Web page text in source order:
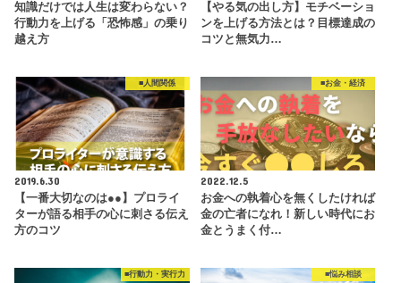
知識だけでは人生は変わらない？
行動力を上げる「恐怖感」の乗り
越え方
【やる気の出し方】モチベーショ
ンを上げる方法とは？目標達成の
コツと無気力…
■人間関係
2019.6.30
【一番大切なのは●●】プロライ
ターが語る相手の心に刺さる伝え
方のコツ
■お金・経済
2022.12.5
お金への執着心を無くしたければ
金の亡者になれ！新しい時代にお
金とうまく付…
■行動力・実行力 ■悩み相談